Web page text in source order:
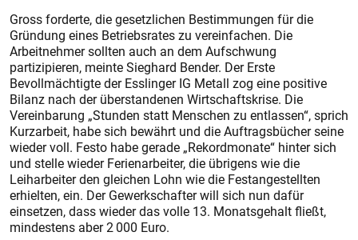
Gross forderte, die gesetzlichen Bestimmungen für die
Gründung eines Betriebsrates zu vereinfachen. Die
Arbeitnehmer sollten auch an dem Aufschwung
partizipieren, meinte Sieghard Bender. Der Erste
Bevollmächtigte der Esslinger IG Metall zog eine positive
Bilanz nach der überstandenen Wirtschaftskrise. Die
Vereinbarung „Stunden statt Menschen zu entlassen“, sprich
Kurzarbeit, habe sich bewährt und die Auftragsbücher seine
wieder voll. Festo habe gerade „Rekordmonate“ hinter sich
und stelle wieder Ferienarbeiter, die übrigens wie die
Leiharbeiter den gleichen Lohn wie die Festangestellten
erhielten, ein. Der Gewerkschafter will sich nun dafür
einsetzen, dass wieder das volle 13. Monatsgehalt fließt,
mindestens aber 2 000 Euro.